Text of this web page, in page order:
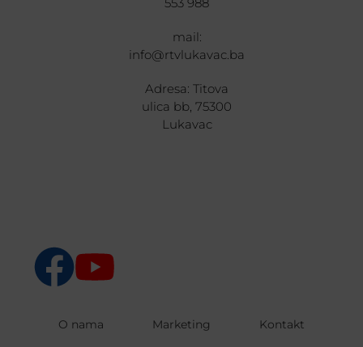
mail:
info@rtvlukavac.ba
Adresa: Titova
ulica bb, 75300
Lukavac
O nama Marketing Kontakt